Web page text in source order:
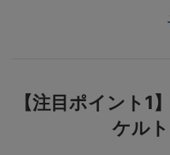
【注目ポイント1
ケル